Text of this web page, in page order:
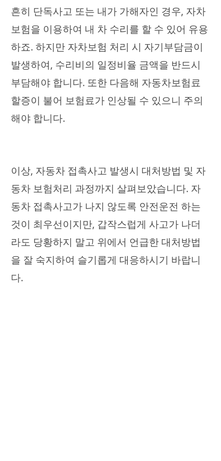
흔히 단독사고 또는 내가 가해자인 경우, 자차
보험을 이용하여 내 차 수리를 할 수 있어 유용
하죠. 하지만 자차보험 처리 시 자기부담금이
발생하여, 수리비의 일정비율 금액을 반드시
부담해야 합니다. 또한 다음해 자동차보험료
할증이 불어 보험료가 인상될 수 있으니 주의
해야 합니다.
이상, 자동차 접촉사고 발생시 대처방법 및 자
동차 보험처리 과정까지 살펴보았습니다. 자
동차 접촉사고가 나지 않도록 안전운전 하는
것이 최우선이지만, 갑작스럽게 사고가 나더
라도 당황하지 말고 위에서 언급한 대처방법
을 잘 숙지하여 슬기롭게 대응하시기 바랍니
다.